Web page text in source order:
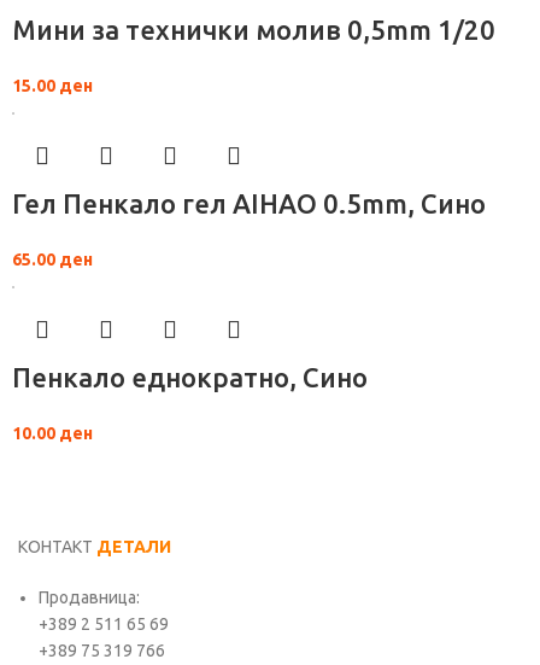
Мини за технички молив 0,5mm 1/20
15.00 ден
Гел Пенкало гел AIHAO 0.5mm, Сино
65.00 ден
Пенкало еднократно, Сино
10.00 ден
КОНТАКТ ДЕТАЛИ
Продавница:
+389 2 511 65 69
+389 75 319 766